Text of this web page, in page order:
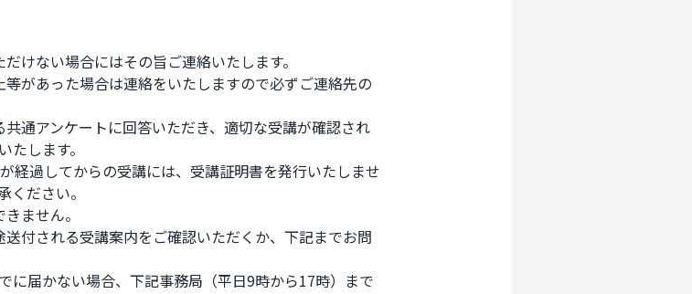
だけない場合にはその旨ご連絡いたします。
等があった場合は連絡をいたしますので必ずご連絡先の
共通アンケートに回答いただき、適切な受講が確認され
します。
過してからの受講には、受講証明書を発行いたしませ
ださい。
ません。
送付される受講案内をご確認いただくか、下記までお問
届かない場合、下記事務局（平日9時から17時）まで